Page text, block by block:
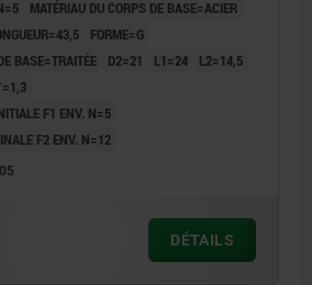
MATÉRIAU DU CORPS DE BASE=ACIER
FORME=G
BASE=TRAITÉE
D2=21 L1=24
L2=14,5
F1 ENV. N=5
F2 ENV. N=12
DÉTAILS